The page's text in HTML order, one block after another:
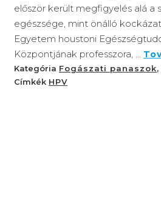
először került megfigyelés alá a
egészsége, mint önálló
Egyetem houstoni
Központjának professzora, ...
Kategória Fogászati panaszok,
Címkék HPV